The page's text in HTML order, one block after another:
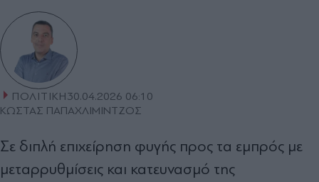
ΠΟΛΙΤΙΚΗ30.04.2026 06:10
ΚΩΣΤΑΣ ΠΑΠΑΧΛΙΜΙΝΤΖΟΣ
Σε διπλή επιχείρηση φυγής προς τα εμπρός με
μεταρρυθμίσεις και κατευνασμό της